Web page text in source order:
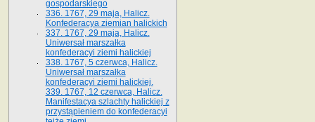
gospodarskiego
336. 1767, 29 maja, Halicz.
Konfederacya ziemian halickich
337. 1767, 29 maja, Halicz.
Uniwersał marszałka
konfederacyi ziemi halickiej
338. 1767, 5 czerwca, Halicz.
Uniwersał marszałka
konfederacyi ziemi halickiej.
339. 1767, 12 czerwca, Halicz.
Manifestacya szlachty halickiej z
przystąpieniem do konfederacyi